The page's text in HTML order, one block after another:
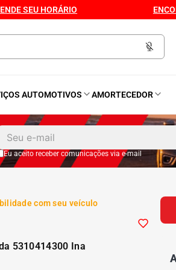
SEU HORÁRIO
AUTOMOTIVOS AMORTECEDOR
Eu aceito receber comunicações via e-mail
com seu veículo
5310414300 Ina